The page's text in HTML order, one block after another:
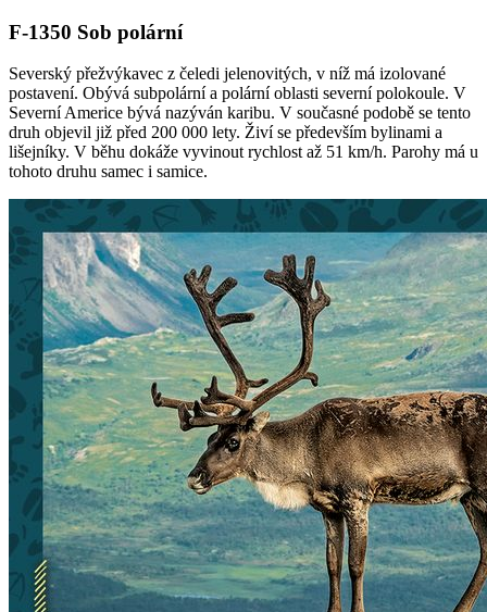
F-1350 Sob polární
Severský přežvýkavec z čeledi jelenovitých, v níž má izolované
postavení. Obývá subpolární a polární oblasti severní polokoule. V
Severní Americe bývá nazýván karibu. V současné podobě se tento
druh objevil již před 200 000 lety. Živí se především bylinami a
lišejníky. V běhu dokáže vyvinout rychlost až 51 km/h. Parohy má u
tohoto druhu samec i samice.